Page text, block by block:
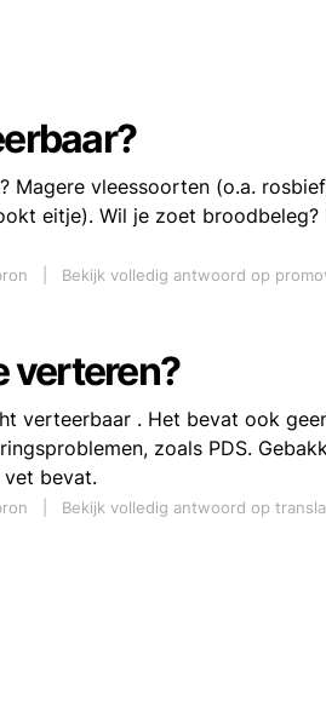
Magere vleessoorten (o.a.
eitje). Wil je zoet
Bekijk volledig antwoord op
verteren?
verteerbaar . Het bevat ook
zoals PDS.
bevat.
Bekijk volledig antwoord op